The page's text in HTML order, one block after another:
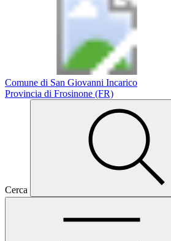
Comune di San Giovanni Incarico
Provincia di Frosinone (FR)
Cerca